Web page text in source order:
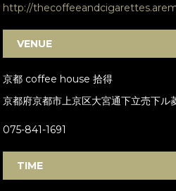
http://
VENUE
京都 coffee house 拾得
京都府京都市上京区大宮通下立売下ル
075-841-1691
TIME